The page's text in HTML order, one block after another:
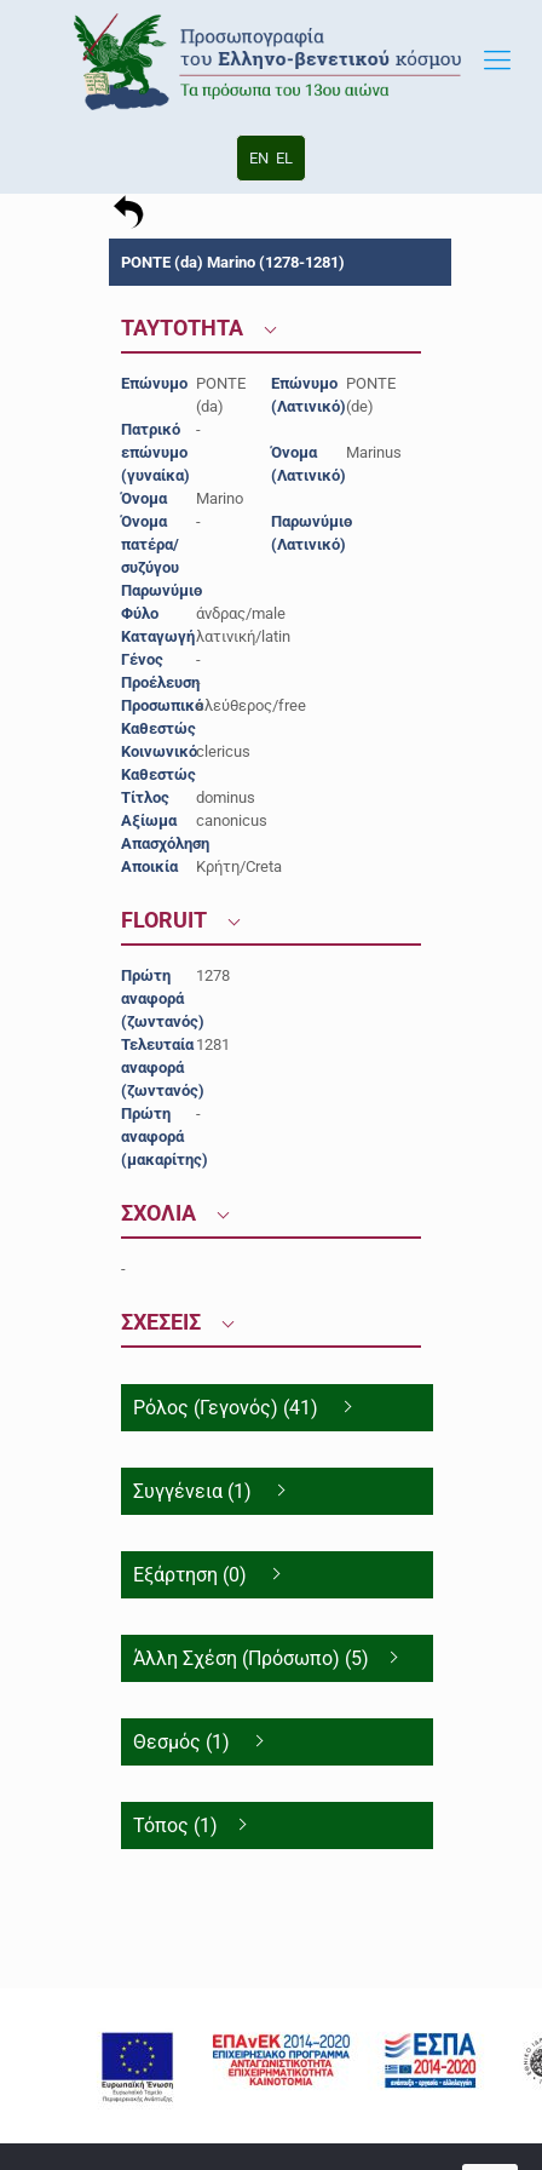
EN EL
PONTE (da) Marino (1278-1281)
ΤΑΥΤΟΤΗΤΑ
Επώνυμο PONTE
(da)
Πατρικό
επώνυμο
(γυναίκα)
-
Όνομα
Marino
Όνομα
πατέρα/
συζύγου
-
Παρωνύμιο
-
Φύλο
άνδρας/male
Καταγωγήλατινική/latin
Γένος
-
Προέλευση-
Προσωπικό
Καθεστώς
ελεύθερος/free
Κοινωνικό
Καθεστώς
clericus
Τίτλος
dominus
Αξίωμα
canonicus
Απασχόληση
-
Αποικία
Κρήτη/Creta
Επώνυμο
(Λατινικό)
PONTE
(de)
Όνομα
(Λατινικό)
Marinus
Παρωνύμιο
(Λατινικό)
-
FLORUIT
Πρώτη
αναφορά
(ζωντανός)
1278
Τελευταία
αναφορά
(ζωντανός)
1281
Πρώτη
αναφορά
(μακαρίτης)
-
ΣΧΟΛΙΑ
-
ΣΧΕΣΕΙΣ
Ρόλος (Γεγονός) (41)
Συγγένεια (1)
Εξάρτηση (0)
Άλλη Σχέση (Πρόσωπο) (5)
Θεσμός (1)
Τόπος (1)